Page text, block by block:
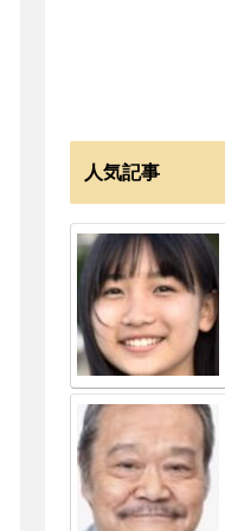
人気記事